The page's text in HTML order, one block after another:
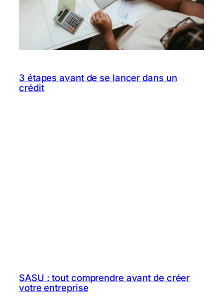
3 étapes avant de se lancer dans un
crédit
SASU : tout comprendre avant de créer
votre entreprise